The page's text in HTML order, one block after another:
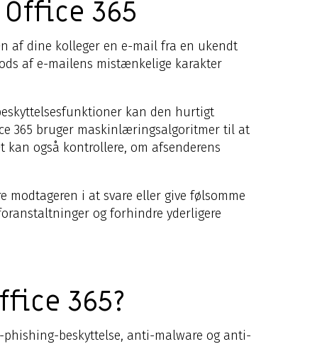
365
af dine kolleger en e-mail fra en ukendt
af e-mailens mistænkelige karakter
kan den hurtigt
365 bruger maskinlæringsalgoritmer til at
også kontrollere, om afsenderens
i at svare eller give følsomme
og forhindre yderligere
365?
beskyttelse, anti-malware og anti-